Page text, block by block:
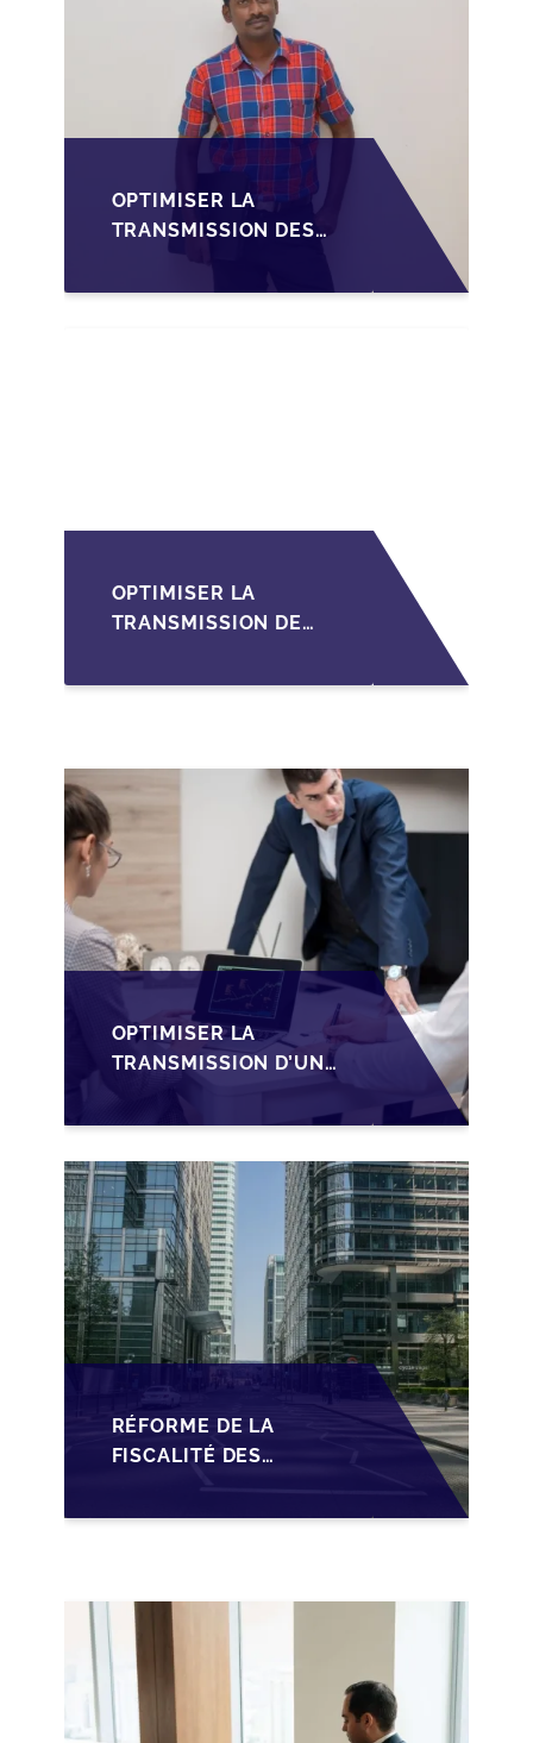
OPTIMISER LA
TRANSMISSION DES
LUXEMBOURGEOISES
OPTIMISER LA
TRANSMISSION DE
LUXEMBOURGEOISES
HOLDING SOPARFI
OPTIMISER LA
TRANSMISSION D’UNE
LUXEMBOURGEOISE
STRUCTURATION
SOPARFI
RÉFORME DE LA
FISCALITÉ DES
OPPORTUNITÉS ET
FAMILIALE AU
LUXEMBOURG